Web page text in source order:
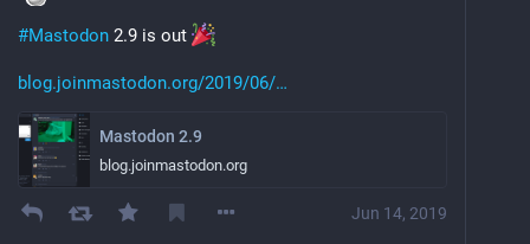
#Mastodon 2.9 is out
blog.joinmastodon.org/2019/06/
Mastodon 2.9
blog.joinmastodon.org
Jun 14, 2019